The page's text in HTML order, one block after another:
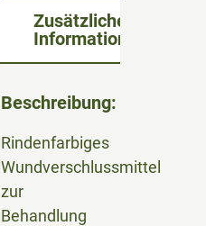
Zusätzliche
Informationen
Beschreibung:
Rindenfarbiges
Wundverschlussmittel
zur
Behandlung